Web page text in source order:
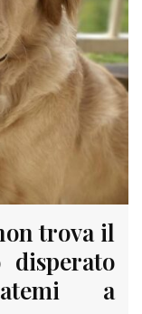
trova il
disperato
a